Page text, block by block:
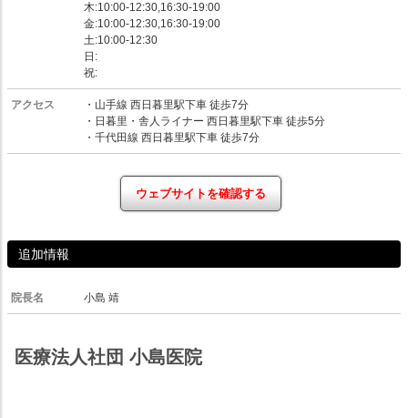
木:10:00-12:30,16:30-19:00
金:10:00-12:30,16:30-19:00
土:10:00-12:30
日:
祝:
アクセス
・山手線 西日暮里駅下車 徒歩7分
・日暮里・舎人ライナー 西日暮里駅下車 徒歩5分
・千代田線 西日暮里駅下車 徒歩7分
ウェブサイトを確認する
追加情報
院長名 小島 靖
医療法人社団 小島医院